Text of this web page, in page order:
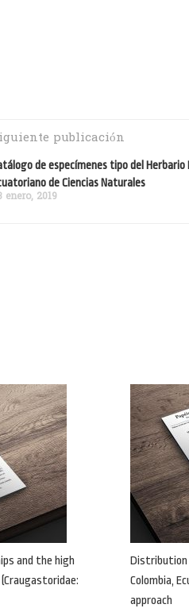
publicación
de especímenes tipo del Herbario
de Ciencias Naturales
enero, 2019
and the high
Distribution
Colombia,
approach